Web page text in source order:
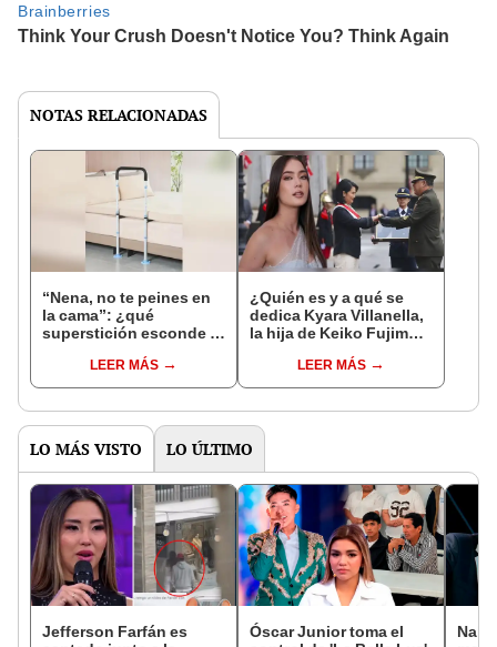
NOTAS RELACIONADAS
“Nena, no te peines en
la cama”: ¿qué
superstición esconde la
Enanitos Verdes?
LEER MÁS
¿Quién es y a qué se
dedica Kyara Villanella,
la hija de Keiko Fujimori
nivel nacional?
LEER MÁS
LO MÁS VISTO LO ÚLTIMO
Jefferson Farfán es
Óscar Junior toma el